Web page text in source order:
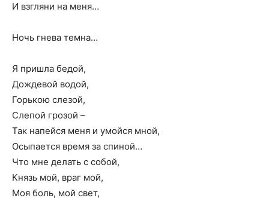
И взгляни на меня…
Ночь гнева темна…
Я пришла бедой,
Дождевой водой,
Горькою слезой,
Слепой грозой –
Так напейся меня и умойся мной,
Осыпается время за спиной…
Что мне делать с собой,
Князь мой, враг мой,
Моя боль, мой свет,